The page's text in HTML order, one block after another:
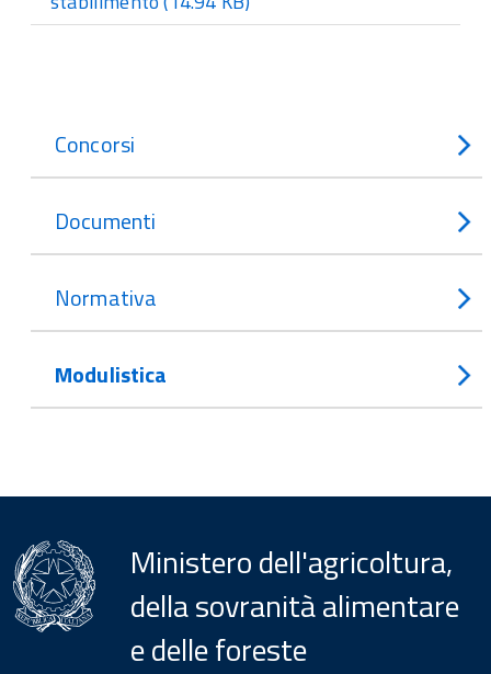
Concorsi
Documenti
Normativa
Modulistica
Ministero dell'agricoltura,
della sovranità alimentare
e delle foreste